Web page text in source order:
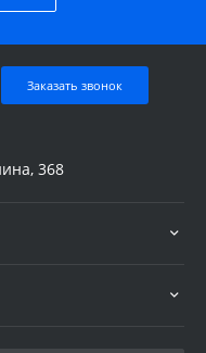
Заказать звонок
368